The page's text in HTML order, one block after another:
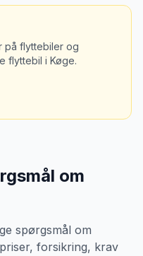
på flyttebiler og
flyttebil i Køge.
om
spørgsmål om
forsikring, krav